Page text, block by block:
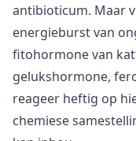
antibioticum. Maar
energieburst van
fitohormone van
gelukshormone,
reageer heftig op
chemiese